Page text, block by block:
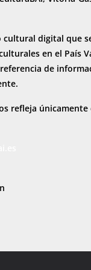
digital que
en el País
de
refleja